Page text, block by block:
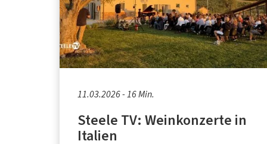
11.03.2026 - 16 Min.
Steele TV: Weinkonzerte in
Italien